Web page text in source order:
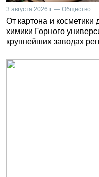
3 августа 2026 г. — Общество
От картона и косметики
химики Горного
крупнейших заводах